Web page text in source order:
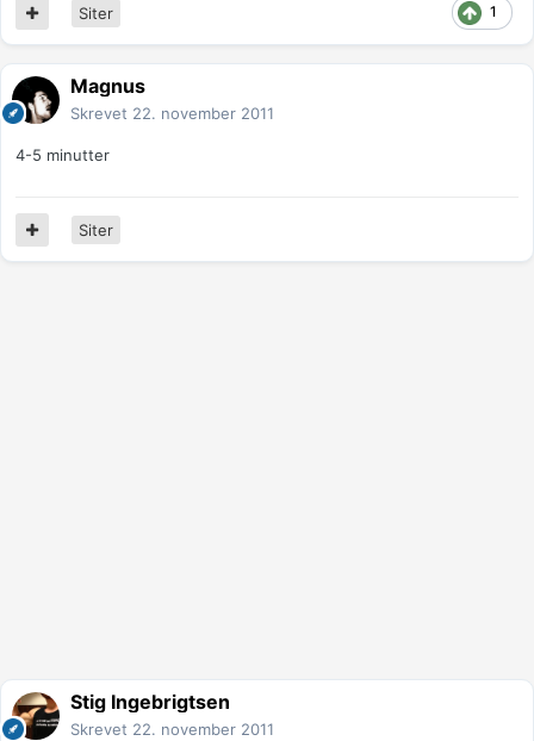
1
Siter
Magnus
Skrevet 22. november 2011
4-5 minutter
Siter
Stig Ingebrigtsen
Skrevet 22. november 2011